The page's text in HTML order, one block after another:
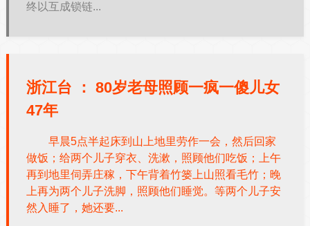
终以互成锁链...
浙江台 ： 80岁老母照顾一疯一傻儿女
47年
早晨5点半起床到山上地里劳作一会，然后回家
做饭；给两个儿子穿衣、洗漱，照顾他们吃饭；上午
再到地里伺弄庄稼，下午背着竹篓上山照看毛竹；晚
上再为两个儿子洗脚，照顾他们睡觉。等两个儿子安
然入睡了，她还要...